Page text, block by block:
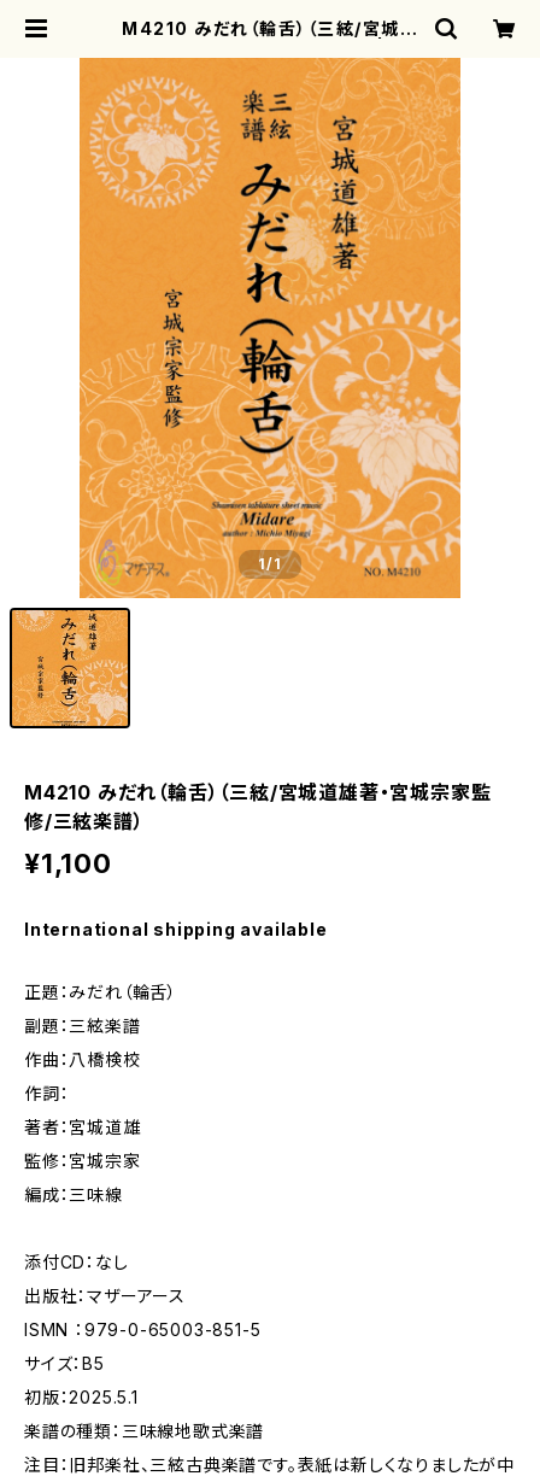
M4210 みだれ（輪舌）（三絃/宮城道
therearth
1/1
M4210 みだれ（輪舌）（三絃/宮城道雄著・宮城宗家監
修/三絃楽譜）
¥1,100
International shipping available
正題：みだれ（輪舌）
副題：三絃楽譜
作曲：八橋検校
作詞：
著者：宮城道雄
監修：宮城宗家
編成：三味線
添付CD：なし
出版社：マザーアース
ISMN ：979-0-65003-851-5
サイズ：B5
初版：2025.5.1
楽譜の種類：三味線地歌式楽譜
注目：旧邦楽社、三絃古典楽譜です。表紙は新しくなりましたが中